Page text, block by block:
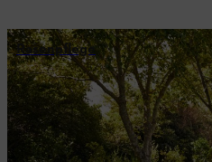
Rasenpflege